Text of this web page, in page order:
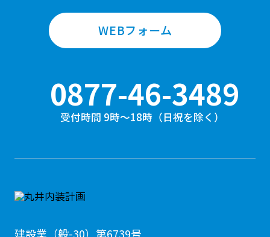
WEBフォーム
0877-46-3489
受付時間 9時〜18時（日祝を除く）
建設業（般-30）第6739号